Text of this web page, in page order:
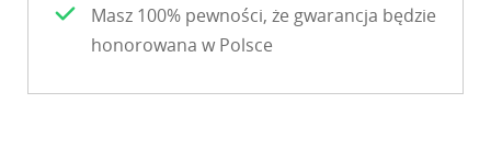
Masz 100% pewności, że gwarancja będzie
honorowana w Polsce